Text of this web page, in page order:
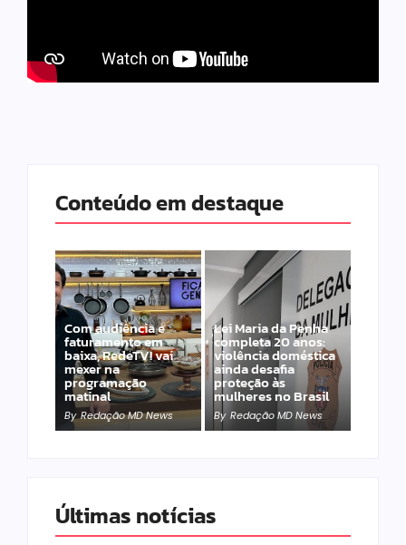
Conteúdo em destaque
Com audiência e
faturamento em
baixa, RedeTV! vai
mexer na
programação
matinal
By Redação MD News
Lei Maria da Penha
completa 20 anos:
violência doméstica
ainda desafia
proteção às
mulheres no Brasil
By Redação MD News
Últimas notícias